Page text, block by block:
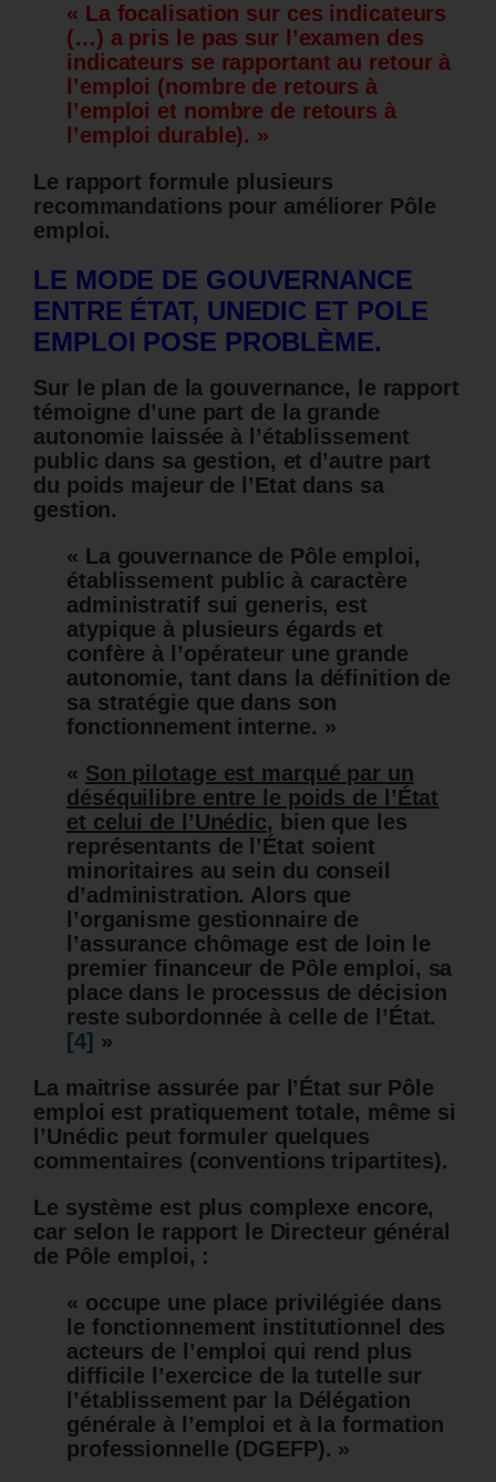
« La focalisation sur ces indicateurs
(…) a pris le pas sur l’examen des
indicateurs se rapportant au retour à
l’emploi (nombre de retours à
l’emploi et nombre de retours à
l’emploi durable). »
Le rapport formule plusieurs
recommandations pour améliorer Pôle
emploi.
LE MODE DE GOUVERNANCE
ENTRE ÉTAT, UNEDIC ET POLE
EMPLOI POSE PROBLÈME.
Sur le plan de la gouvernance, le rapport
témoigne d’une part de la grande
autonomie laissée à l’établissement
public dans sa gestion, et d’autre part
du poids majeur de l’Etat dans sa
gestion.
« La gouvernance de Pôle emploi,
établissement public à caractère
administratif sui generis, est
atypique à plusieurs égards et
confère à l’opérateur une grande
autonomie, tant dans la définition de
sa stratégie que dans son
fonctionnement interne. »
« Son pilotage est marqué par un
déséquilibre entre le poids de l’État
et celui de l’Unédic, bien que les
représentants de l’État soient
minoritaires au sein du conseil
d’administration. Alors que
l’organisme gestionnaire de
l’assurance chômage est de loin le
premier financeur de Pôle emploi, sa
place dans le processus de décision
reste subordonnée à celle de l’État.
[4] »
La maitrise assurée par l’État sur Pôle
emploi est pratiquement totale, même si
l’Unédic peut formuler quelques
commentaires (conventions tripartites).
Le système est plus complexe encore,
car selon le rapport le Directeur général
de Pôle emploi, :
« occupe une place privilégiée dans
le fonctionnement institutionnel des
acteurs de l’emploi qui rend plus
difficile l’exercice de la tutelle sur
l’établissement par la Délégation
générale à l’emploi et à la formation
professionnelle (DGEFP). »